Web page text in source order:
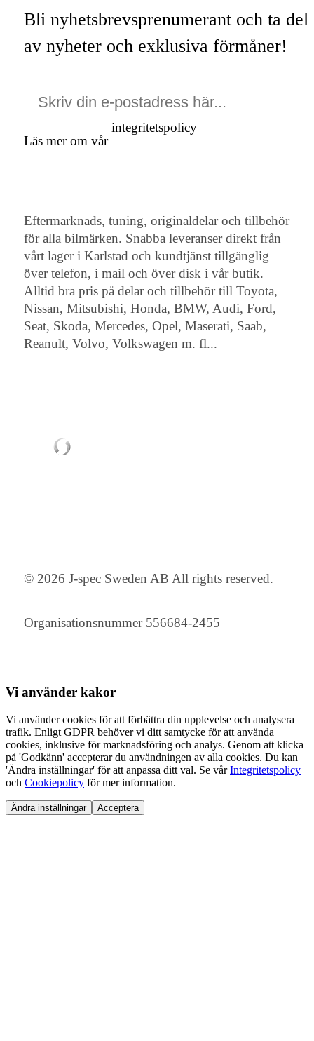
Bli nyhetsbrevsprenumerant och ta del
av nyheter och exklusiva förmåner!
Läs mer om vår
integritetspolicy
Eftermarknads, tuning, originaldelar och tillbehör
för alla bilmärken. Snabba leveranser direkt från
vårt lager i Karlstad och kundtjänst tillgänglig
över telefon, i mail och över disk i vår butik.
Alltid bra pris på delar och tillbehör till Toyota,
Nissan, Mitsubishi, Honda, BMW, Audi, Ford,
Seat, Skoda, Mercedes, Opel, Maserati, Saab,
Reanult, Volvo, Volkswagen m. fl...
© 2026 J-spec Sweden AB All rights reserved.
Organisationsnummer 556684-2455
Vi använder kakor
Vi använder cookies för att förbättra din upplevelse och analysera
trafik. Enligt GDPR behöver vi ditt samtycke för att använda
cookies, inklusive för marknadsföring och analys. Genom att klicka
på 'Godkänn' accepterar du användningen av alla cookies. Du kan
'Ändra inställningar' för att anpassa ditt val. Se vårIntegritetspolicy
och Cookiepolicy för mer information.
Ändra inställningar Acceptera